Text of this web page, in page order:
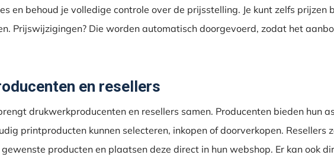
en behoud je volledige controle over de prijsstelling. Je kunt zelfs prijzen
Prijswijzigingen? Die worden automatisch doorgevoerd, zodat het
en resellers
drukwerkproducenten en resellers samen. Producenten bieden hun
printproducten kunnen selecteren, inkopen of doorverkopen. Resellers
producten en plaatsen deze direct in hun webshop. Er kan ook